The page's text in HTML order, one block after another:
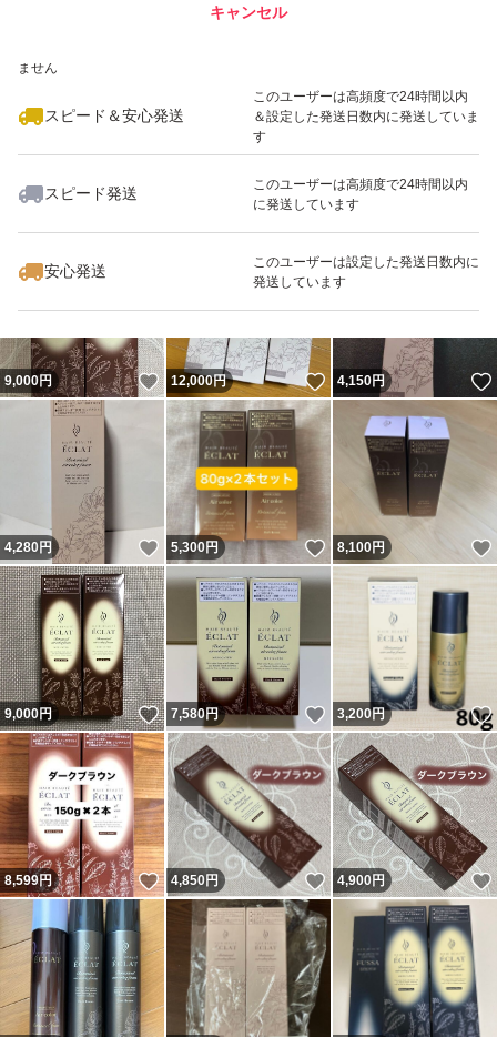
ません
スピード＆安心発送
このユーザーは高頻度で24時間以内
＆設定した発送日数内に発送していま
す
スピード発送
このユーザーは高頻度で24時間以内
に発送しています
安心発送
このユーザーは設定した発送日数内に
発送しています
キャンセル
いいね！
7,000
9,000円 いいね！
12,000円 いいね！
4,150円
4,280円 いいね！
5,300円 いいね！
8,100円
9,000円 いいね！
7,580円 いいね！
3,200円
8,599円 いいね！
4,850円 いいね！
4,900円